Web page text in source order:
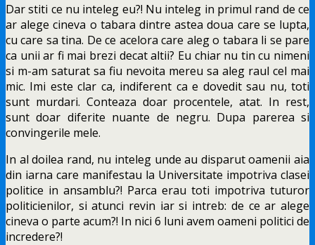
Dar stiti ce nu inteleg eu?! Nu inteleg in primul rand de ce
ar alege cineva o tabara dintre astea doua care se lupta,
cu care sa tina. De ce acelora care aleg o tabara li se pare
ca unii ar fi mai brezi decat altii? Eu chiar nu tin cu nimeni
si m-am saturat sa fiu nevoita mereu sa aleg raul cel mai
mic. Imi este clar ca, indiferent ca e dovedit sau nu, toti
sunt murdari. Conteaza doar procentele, atat. In rest,
sunt doar diferite nuante de negru. Dupa parerea si
convingerile mele.
In al doilea rand, nu inteleg unde au disparut oamenii aia
din iarna care manifestau la Universitate impotriva clasei
politice in ansamblu?! Parca erau toti impotriva tuturor
politicienilor, si atunci revin iar si intreb: de ce ar alege
cineva o parte acum?! In nici 6 luni avem oameni politici de
incredere?!